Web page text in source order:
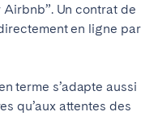
Airbnb”. Un contrat de
en ligne par
terme s’adapte aussi
qu’aux attentes des